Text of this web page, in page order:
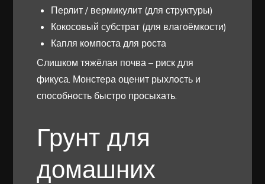
Перлит / вермикулит (для структуры)
Кокосовый субстрат (для влагоёмкости)
Капля компоста для роста
Слишком тяжёлая почва – риск для
фикуса. Монстера оценит рыхлость и
способность быстро просыхать.
Грунт для
домашних